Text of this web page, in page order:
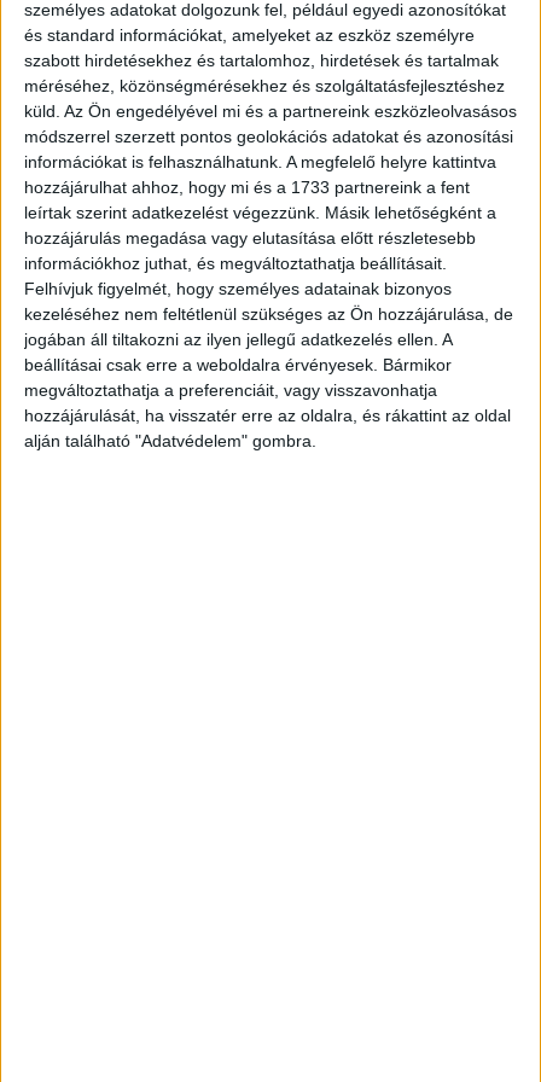
személyes adatokat dolgozunk fel, például egyedi azonosítókat
és standard információkat, amelyeket az eszköz személyre
szabott hirdetésekhez és tartalomhoz, hirdetések és tartalmak
méréséhez, közönségmérésekhez és szolgáltatásfejlesztéshez
küld. Az Ön engedélyével mi és a partnereink eszközleolvasásos
módszerrel szerzett pontos geolokációs adatokat és azonosítási
információkat is felhasználhatunk. A megfelelő helyre kattintva
hozzájárulhat ahhoz, hogy mi és a 1733 partnereink a fent
leírtak szerint adatkezelést végezzünk. Másik lehetőségként a
hozzájárulás megadása vagy elutasítása előtt részletesebb
információkhoz juthat, és megváltoztathatja beállításait.
Felhívjuk figyelmét, hogy személyes adatainak bizonyos
kezeléséhez nem feltétlenül szükséges az Ön hozzájárulása, de
jogában áll tiltakozni az ilyen jellegű adatkezelés ellen. A
beállításai csak erre a weboldalra érvényesek. Bármikor
megváltoztathatja a preferenciáit, vagy visszavonhatja
hozzájárulását, ha visszatér erre az oldalra, és rákattint az oldal
alján található "Adatvédelem" gombra.
abroncsok vásárlásakor a férfiak elsősorban az interneten
fellelhető forrásokból tájékozódnak (férfi: 61%, nők: 38%).
Ezzel szemben a női kitöltők közel fele (nők: 49%, férfi:
21%) nyilatkozott úgy, hogy szívesebben hagyatkozik
gumis szakemberek véleményére. Szintén a hozzáértők
iránti bizalmat mutatja, hogy amíg a férfi válaszadók közel
harmada (32%) meghatározott időközönként, 4-5 évente
cserél abroncsot, addig a hölgyek egy jó része (37%)
ebben a kérdésben is inkább a szakemberek
visszajelzésére alapozza a döntését. A gumicserék
ellenőrzését a nők 31 százaléka szintén az ő
bevonásukkal végzi, amely a férfiak csak 12 százalékára
jellemző.
Árulkodó jelek az abroncson